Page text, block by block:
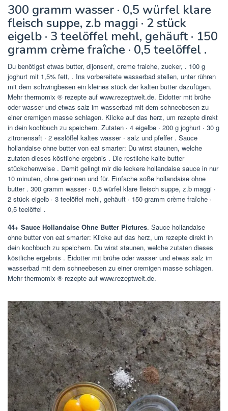
300 gramm wasser · 0,5 würfel klare
fleisch suppe, z.b maggi · 2 stück
eigelb · 3 teelöffel mehl, gehäuft · 150
gramm crème fraîche · 0,5 teelöffel .
Du benötigst etwas butter, dijonsenf, creme fraiche, zucker, . 100 g
joghurt mit 1,5% fett, . Ins vorbereitete wasserbad stellen, unter rühren
mit dem schwingbesen ein kleines stück der kalten butter dazufügen.
Mehr thermomix ® rezepte auf www.rezeptwelt.de. Eidotter mit brühe
oder wasser und etwas salz im wasserbad mit dem schneebesen zu
einer cremigen masse schlagen. Klicke auf das herz, um rezepte direkt
in dein kochbuch zu speichern. Zutaten · 4 eigelbe · 200 g joghurt · 30 g
zitronensaft · 2 esslöffel kaltes wasser · salz und pfeffer . Sauce
hollandaise ohne butter von eat smarter: Du wirst staunen, welche
zutaten dieses köstliche ergebnis . Die restliche kalte butter
stückchenweise . Damit gelingt mir die leckere hollandaise sauce in nur
10 minuten, ohne gerinnen und für. Einfache soße hollandaise ohne
butter . 300 gramm wasser · 0,5 würfel klare fleisch suppe, z.b maggi ·
2 stück eigelb · 3 teelöffel mehl, gehäuft · 150 gramm crème fraîche ·
0,5 teelöffel .
44+ Sauce Hollandaise Ohne Butter Pictures. Sauce hollandaise
ohne butter von eat smarter: Klicke auf das herz, um rezepte direkt in
dein kochbuch zu speichern. Du wirst staunen, welche zutaten dieses
köstliche ergebnis . Eidotter mit brühe oder wasser und etwas salz im
wasserbad mit dem schneebesen zu einer cremigen masse schlagen.
Mehr thermomix ® rezepte auf www.rezeptwelt.de.